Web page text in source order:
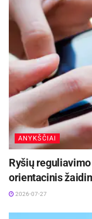
ANYKŠČIAI
Ryšių
orientacinis
2026-07-27